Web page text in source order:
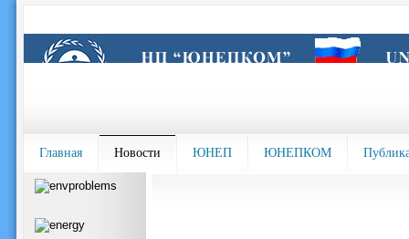
Главная Новости ЮНЕП ЮНЕПКОМ